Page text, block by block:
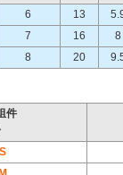
6 13
7 16
8
8 20
件